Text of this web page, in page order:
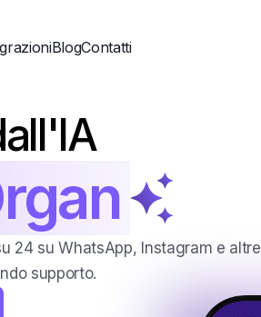
BlogContatti
24 su WhatsApp, Instagram e altre
supporto.